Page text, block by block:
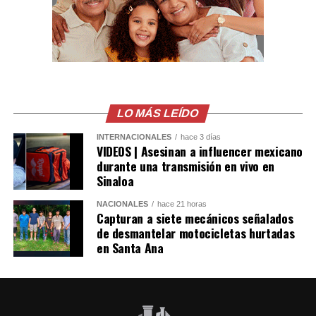
bilateral orientada al desarrollo y bienestar de ambos
pueblos.
Comparte esto:
Me gusta esto:
LO MÁS LEÍDO
INTERNACIONALES hace 3 días
VIDEOS | Asesinan a influencer mexicano
durante una transmisión en vivo en
Sinaloa
NACIONALES hace 21 horas
Capturan a siete mecánicos señalados
de desmantelar motocicletas hurtadas
en Santa Ana